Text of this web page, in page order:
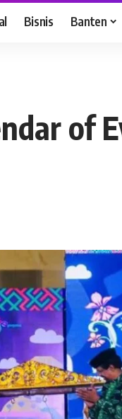
Bisnis Banten
of